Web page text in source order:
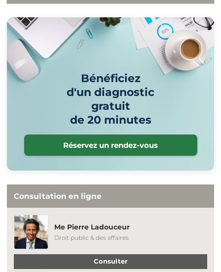
Bénéficiez
d'un diagnostic
gratuit
de 20 minutes
Réservez un rendez-vous
Consultation en ligne
Me Pierre Ladouceur
Droit public & des affaires
Consulter